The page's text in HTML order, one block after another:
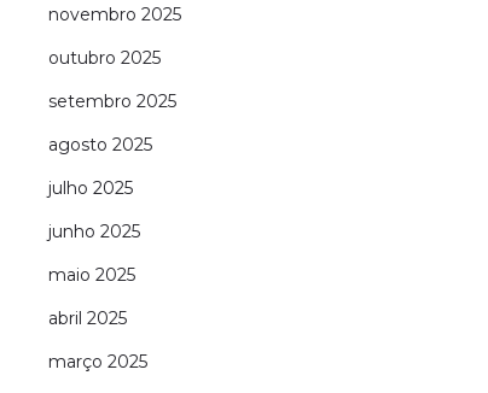
novembro 2025
outubro 2025
setembro 2025
agosto 2025
julho 2025
junho 2025
maio 2025
abril 2025
março 2025